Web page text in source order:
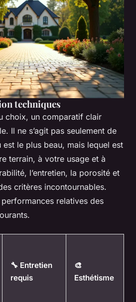
techniques
choix, un comparatif clair
Il ne s’agit pas seulement de
le plus beau, mais lequel est
terrain, à votre usage et à
l’entretien, la porosité et
critères incontournables.
relatives des
🔧 Entretien
requis
🎨
Esthétisme